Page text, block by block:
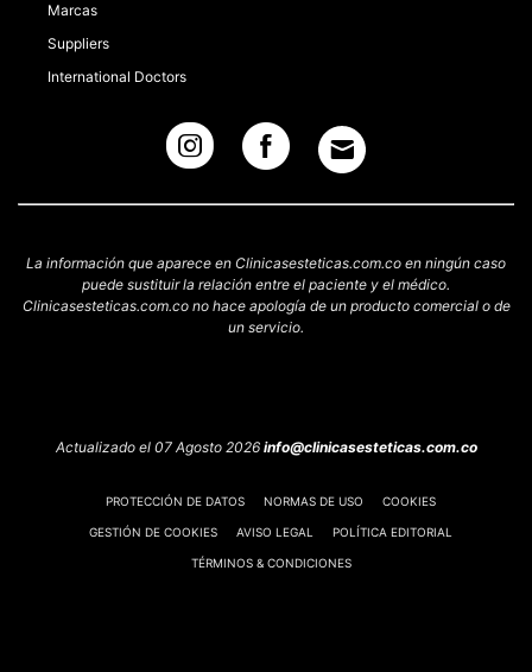
Marcas
Suppliers
International Doctors
La información que aparece en Clinicasesteticas.com.co en ningún caso
puede sustituir la relación entre el paciente y el médico.
Clinicasesteticas.com.co no hace apología de un producto comercial o de
un servicio.
Actualizado el 07 Agosto 2026 info@clinicasesteticas.com.co
PROTECCIÓN DE DATOS NORMAS DE USO COOKIES
GESTIÓN DE COOKIES AVISO LEGAL POLÍTICA EDITORIAL
TÉRMINOS & CONDICIONES